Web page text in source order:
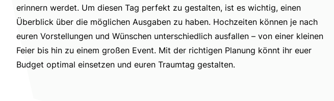
Eure Hochzeit ist ein ganz besonderer Tag, an den ihr euch ein Leben lang
erinnern werdet. Um diesen Tag perfekt zu gestalten, ist es wichtig, einen
Überblick über die möglichen Ausgaben zu haben. Hochzeiten können je nach
euren Vorstellungen und Wünschen unterschiedlich ausfallen – von einer kleinen
Feier bis hin zu einem großen Event. Mit der richtigen Planung könnt ihr euer
Budget optimal einsetzen und euren Traumtag gestalten.